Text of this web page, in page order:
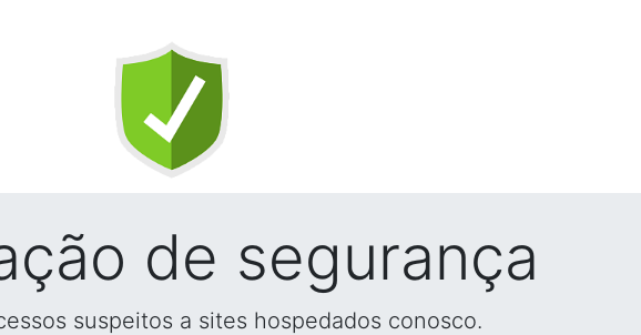
de segurança
suspeitos a sites hospedados conosco.